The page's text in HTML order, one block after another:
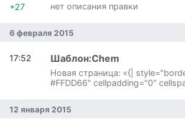
нет описания правки
+27
6 февраля 2015
Шаблон:Chem
Новая страница: «{|
#FFDD66" cellpadding="0"
width="1…»
17:52
12 января 2015